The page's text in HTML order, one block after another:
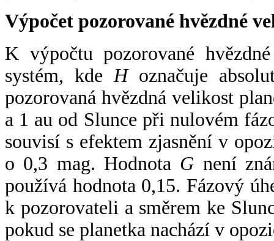
Výpočet pozorované hvězdné
K výpočtu pozorované
systém, kde Hoznačuje
pozorovaná hvězdná velikost
a 1 au od Slunce při nulovém
souvisí s efektem zjasnění v
o 0,3 mag. Hodnota G není
používá hodnota 0,15. Fázový
k pozorovateli a směrem ke
pokud se planetka nachází v